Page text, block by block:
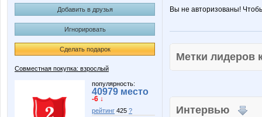
Добавить в друзья
Игнорировать
Сделать подарок
Совместная покупка: взрослый
популярность:
40979 место
-6 ↓
рейтинг 425 ?
Вы не авторизованы!
Метки
Интервью